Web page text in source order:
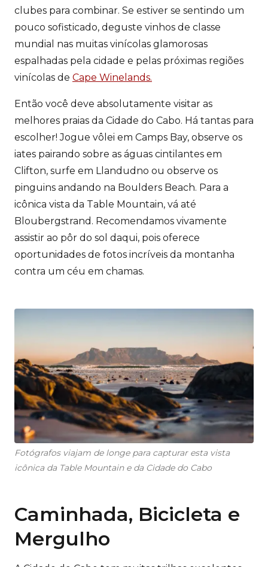
clubes para combinar. Se estiver se sentindo um
pouco sofisticado, deguste vinhos de classe
mundial nas muitas vinícolas glamorosas
espalhadas pela cidade e pelas próximas regiões
vinícolas de Cape Winelands.
Então você deve absolutamente visitar as
melhores praias da Cidade do Cabo. Há tantas para
escolher! Jogue vôlei em Camps Bay, observe os
iates pairando sobre as águas cintilantes em
Clifton, surfe em Llandudno ou observe os
pinguins andando na Boulders Beach. Para a
icônica vista da Table Mountain, vá até
Bloubergstrand. Recomendamos vivamente
assistir ao pôr do sol daqui, pois oferece
oportunidades de fotos incríveis da montanha
contra um céu em chamas.
Fotógrafos viajam de longe para capturar esta vista
icônica da Table Mountain e da Cidade do Cabo
Caminhada, Bicicleta e
Mergulho